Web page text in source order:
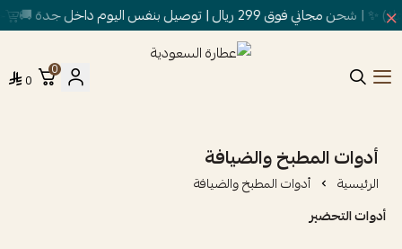
299 ريال | توصيل بنفس اليوم داخل جدة 🚚
0
0
أدوات المطبخ والضيافة
الرئيسية
أدوات المطبخ والضيافة
أدوات التحضير